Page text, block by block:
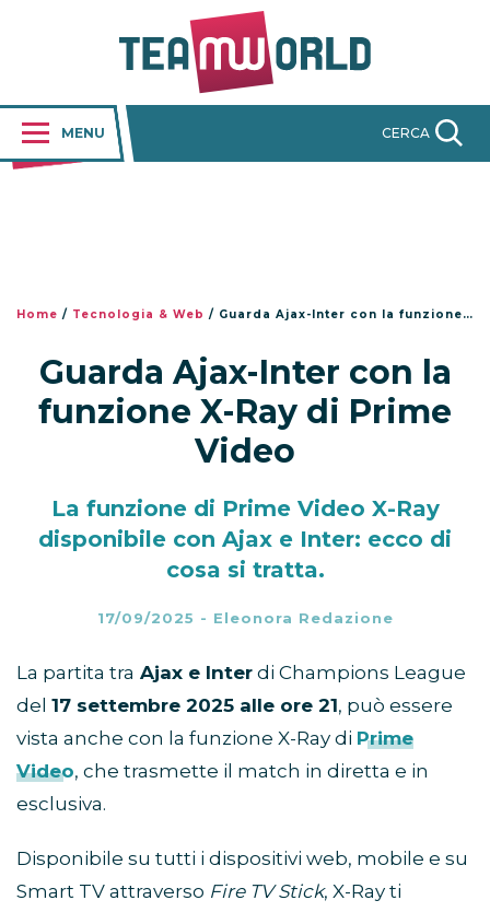
MENU CERCA
Home / Tecnologia & Web / Guarda Ajax-Inter con la funzione X-Ray di Prime Video
Guarda Ajax-Inter con la
funzione X-Ray di Prime
Video
La funzione di Prime Video X-Ray
disponibile con Ajax e Inter: ecco di
cosa si tratta.
17/09/2025 - Eleonora Redazione
La partita tra Ajax e Inter di Champions League
del 17 settembre 2025 alle ore 21, può essere
vista anche con la funzione X-Ray di Prime
Video, che trasmette il match in diretta e in
esclusiva.
Disponibile su tutti i dispositivi web, mobile e su
Smart TV attraverso Fire TV Stick, X-Ray ti